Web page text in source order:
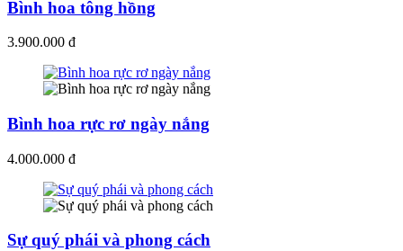
Bình hoa tông hồng
3.900.000 đ
Bình hoa rực rơ ngày nắng
4.000.000 đ
Sự quý phái và phong cách